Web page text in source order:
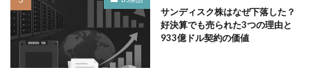
サンディスク株はなぜ下落した？
好決算でも売られた3つの理由と
933億ドル契約の価値